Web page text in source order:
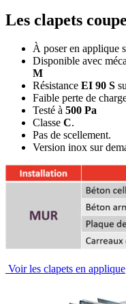
Les clapets
À poser en applique
Disponible avec
M
Résistance EI 90 S
Faible perte de
Testé à 500 Pa
Classe C.
Pas de scellement.
Version inox sur
Voir les clapets en applique